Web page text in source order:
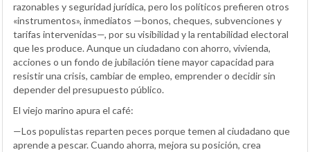
razonables y seguridad jurídica, pero los políticos prefieren otros
«instrumentos», inmediatos —bonos, cheques, subvenciones y
tarifas intervenidas—, por su visibilidad y la rentabilidad electoral
que les produce. Aunque un ciudadano con ahorro, vivienda,
acciones o un fondo de jubilación tiene mayor capacidad para
resistir una crisis, cambiar de empleo, emprender o decidir sin
depender del presupuesto público.
El viejo marino apura el café:
—Los populistas reparten peces porque temen al ciudadano que
aprende a pescar. Cuando ahorra, mejora su posición, crea